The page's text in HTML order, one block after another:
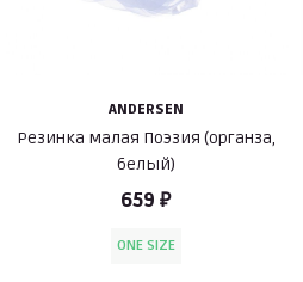
ANDERSEN
Резинка малая Поэзия (органза,
белый)
659 ₽
ONE SIZE